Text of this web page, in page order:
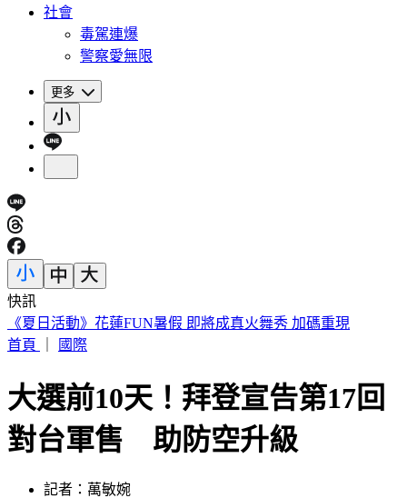
社會
毒駕連爆
警察愛無限
更多
快訊
獨／高捷新制服被比擬禮儀社 員工：像九如橋不符美學
首頁
國際
大選前10天！拜登宣告第17回
對台軍售 助防空升級
記者：萬敏婉